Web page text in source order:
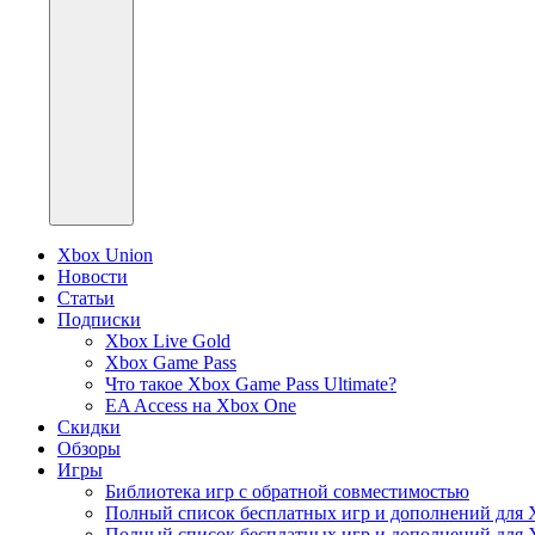
Xbox Union
Новости
Статьи
Подписки
Xbox Live Gold
Xbox Game Pass
Что такое Xbox Game Pass Ultimate?
EA Access на Xbox One
Скидки
Обзоры
Игры
Библиотека игр с обратной совместимостью
Полный список бесплатных игр и дополнений для